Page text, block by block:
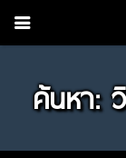
ค้นหา: